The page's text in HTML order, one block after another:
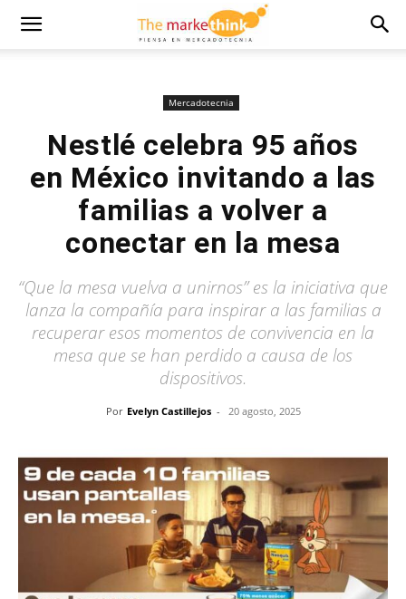
Mercadotecnia
Nestlé celebra 95 años
en México invitando a las
familias a volver a
conectar en la mesa
“Que la mesa vuelva a unirnos” es la iniciativa que
lanza la compañía para inspirar a las familias a
recuperar esos momentos de convivencia en la
mesa que se han perdido a causa de los
dispositivos.
Por Evelyn Castillejos - 20 agosto, 2025